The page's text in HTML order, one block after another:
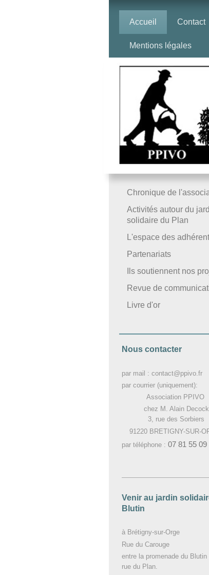
Accueil Contact
Mentions légales
Chronique de
Activités autour du
solidaire du Plan
L'espace des
Partenariats
Ils soutiennent nos
Revue de
Livre d'or
Nous contacter
par mail : contact@ppivo.fr
par courrier (uniquement):
Association PPIVO
chez M. Alain Decock
3, rue des Sorbiers
91220 BRETIGNY-SUR-
par téléphone : 07 81 55 09
Venir au jardin
Blutin
à Brétigny-sur-Orge
Rue du Carouge
entre la promenade du Blutin
rue du Plan.